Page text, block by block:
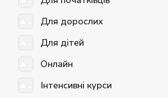
Для дорослих
Для дітей
Онлайн
Інтенсивні курси